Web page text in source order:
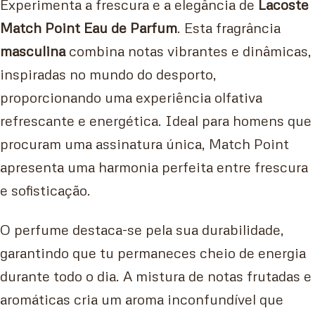
Experimenta a frescura e a elegância de Lacoste
Match Point Eau de Parfum. Esta fragrância
masculina combina notas vibrantes e dinâmicas,
inspiradas no mundo do desporto,
proporcionando uma experiência olfativa
refrescante e energética. Ideal para homens que
procuram uma assinatura única, Match Point
apresenta uma harmonia perfeita entre frescura
e sofisticação.
O perfume destaca-se pela sua durabilidade,
garantindo que tu permaneces cheio de energia
durante todo o dia. A mistura de notas frutadas e
aromáticas cria um aroma inconfundível que